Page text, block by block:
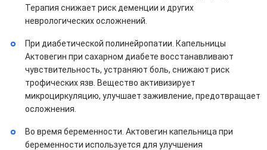
Терапия снижает риск деменции и других
неврологических осложнений.
При диабетической полинейропатии. Капельницы
Актовегин при сахарном диабете восстанавливают
чувствительность, устраняют боль, снижают риск
трофических язв. Вещество активизирует
микроциркуляцию, улучшает заживление, предотвращает
осложнения.
Во время беременности. Актовегин капельница при
беременности используется для улучшения